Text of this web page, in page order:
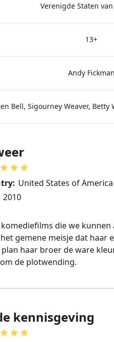
Verenigde Staten
13+
Andy Fickman
Bell, Sigourney Weaver,
United States of America
2010
die we
gemene meisje dat
haar broer de ware
de plotwending.
kennisgeving